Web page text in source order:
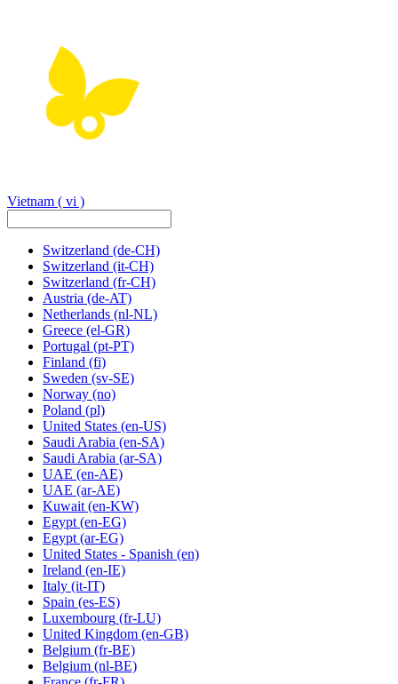
Vietnam ( vi )
Switzerland (de-CH)
Switzerland (it-CH)
Switzerland (fr-CH)
Austria (de-AT)
Netherlands (nl-NL)
Greece (el-GR)
Portugal (pt-PT)
Finland (fi)
Sweden (sv-SE)
Norway (no)
Poland (pl)
United States (en-US)
Saudi Arabia (en-SA)
Saudi Arabia (ar-SA)
UAE (en-AE)
UAE (ar-AE)
Kuwait (en-KW)
Egypt (en-EG)
Egypt (ar-EG)
United States - Spanish (en)
Ireland (en-IE)
Italy (it-IT)
Spain (es-ES)
Luxembourg (fr-LU)
United Kingdom (en-GB)
Belgium (fr-BE)
Belgium (nl-BE)